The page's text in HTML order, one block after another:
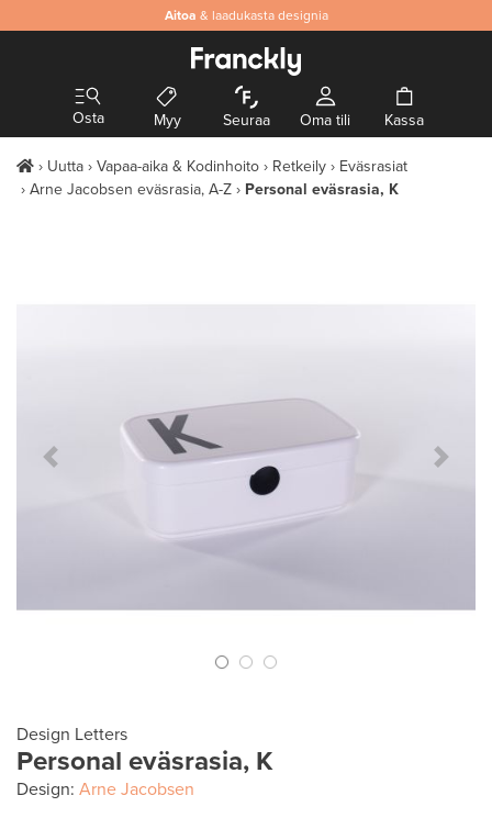
Aitoa & laadukasta designia
Osta Myy Seuraa Oma tili Kassa
Uutta Vapaa-aika & Kodinhoito Retkeily
Eväsrasiat
Arne Jacobsen eväsrasia, A-Z
Personal eväsrasia, K
Previous Slide Next
Design Letters
Personal eväsrasia, K
Design: Arne Jacobsen